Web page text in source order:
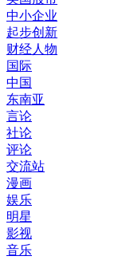
中小企业
起步创新
财经人物
国际
中国
东南亚
言论
社论
评论
交流站
漫画
娱乐
明星
影视
音乐